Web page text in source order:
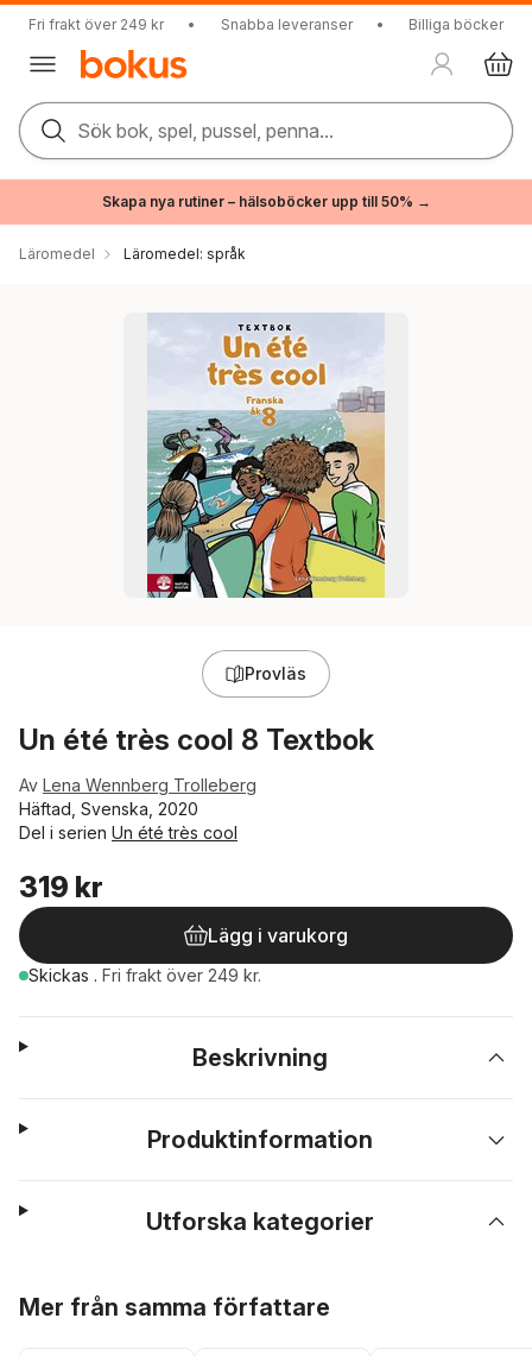
Fri frakt över 249 kr • Snabba leveranser • Billiga böcker
Sök bok, spel, pussel, penna...
Skapa nya rutiner – hälsoböcker upp till 50% →
Läromedel Läromedel: språk
Provläs
Un été très cool 8 Textbok
Av Lena Wennberg Trolleberg
Häftad, Svenska, 2020
Del i serien Un été très cool
319 kr
Lägg i varukorg
Skickas . Fri frakt över 249 kr.
Beskrivning
Produktinformation
Utforska kategorier
Mer från samma författare